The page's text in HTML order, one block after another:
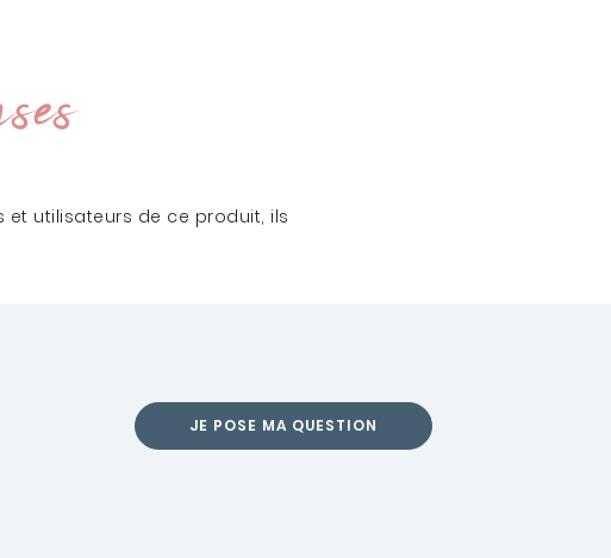
utilisateurs de ce produit, ils
JE POSE MA QUESTION